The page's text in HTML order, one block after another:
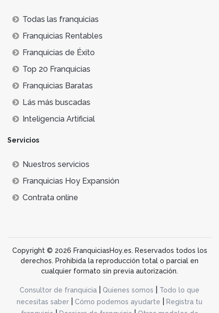
Todas las franquicias
Franquicias Rentables
Franquicias de Éxito
Top 20 Franquicias
Franquicias Baratas
Lás más buscadas
Inteligencia Artificial
Servicios
Nuestros servicios
Franquicias Hoy Expansión
Contrata online
Copyright © 2026 FranquiciasHoy.es. Reservados todos los
derechos. Prohibida la reproducción total o parcial en
cualquier formato sin previa autorización.
Consultor de franquicia Quienes somos
Todo lo que
necesitas saber
Cómo podemos ayudarte
Registra tu